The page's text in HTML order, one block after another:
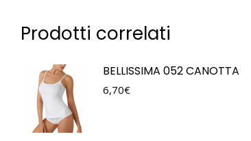
Prodotti correlati
BELLISSIMA 052 CANOTTA
6,70€